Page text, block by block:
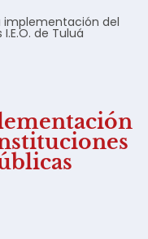
implementación del
de Tuluá